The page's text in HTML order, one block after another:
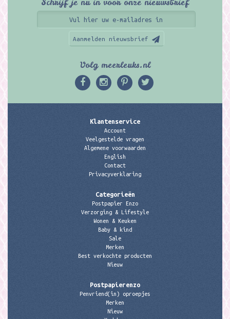
Aanmelden nieuwsbrief
Volg meerleuks.nl
Klantenservice
Account
Veelgestelde vragen
Algemene voorwaarden
English
Contact
Privacyverklaring
Categorieën
Postpapier Enzo
Verzorging & Lifestyle
Wonen & Keuken
Baby & kind
Sale
Merken
Best verkochte producten
Nieuw
Postpapierenzo
Penvriend(in) oproepjes
Merken
Nieuw